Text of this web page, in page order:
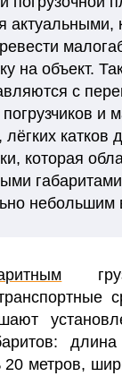
актуальными,
на объект.
с
погрузчиков и
лёгких катков
которая
небольшим
20 метров,